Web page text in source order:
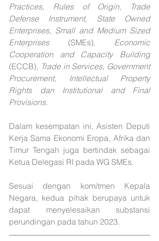
Practices, Rules of Origin, Trade
Defense Instrument, State Owned
Enterprises, Small and Medium Sized
Enterprises (SMEs), Economic
Cooperation and Capacity Building
(ECCB), Trade in Services, Government
Procurement, Intellectual Property
Rights dan Institutional and Final
Provisions.
Dalam kesempatan ini, Asisten Deputi
Kerja Sama Ekonomi Eropa, Afrika dan
Timur Tengah juga bertindak sebagai
Ketua Delegasi RI pada WG SMEs.
Sesuai dengan komitmen Kepala
Negara, kedua pihak berupaya untuk
dapat menyelesaikan substansi
perundingan pada tahun 2023.